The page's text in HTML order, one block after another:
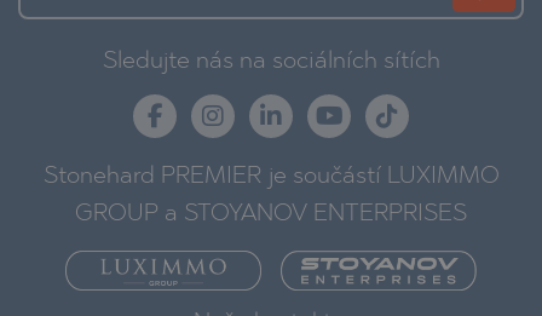
Sledujte nás na sociálních sítích
Stonehard PREMIER je součástí LUXIMMO
GROUP a STOYANOV ENTERPRISES